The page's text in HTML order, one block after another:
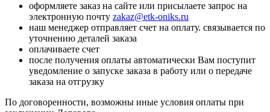
оформляете заказ на сайте или присылаете запрос на
электронную почту zakaz@etk-oniks.ru
наш менеджер отправляет счет на оплату. связывается по
уточнению деталей заказа
оплачиваете счет
после получения оплаты автоматически Вам поступит
уведомление о запуске заказа в работу или о передаче
заказа на отгрузку
По договоренности, возможны иные условия оплаты при